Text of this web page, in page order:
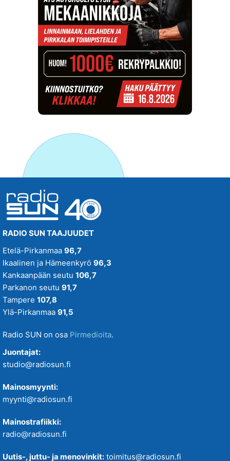
RADIO SUN TAAJUUDET
Etelä-Pirkanmaa 96,7
Ikaalinen ja Hämeenkyrö 96,3
Kankaanpään seutu 106,7
Parkanon seutu 91,7
Tampere 107,8
Ylä-Pirkanmaa 91,5
Radio SUN on osa Pirmedioita.
Juontajat:
studio@radiosun.fi
Mainosmyynti:
myynti@radiosun.fi
Mainostrafiikki:
radio@radiosun.fi
Uutis-, juttu- ja menovinkit: toimitus@radiosun.fi